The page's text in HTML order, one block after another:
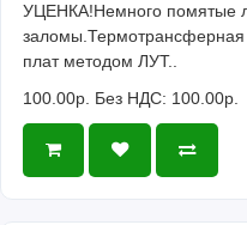
УЦЕНКА!Немного помятые
заломы.Термотрансферная
плат методом ЛУТ..
100.00р. Без НДС: 100.00р.